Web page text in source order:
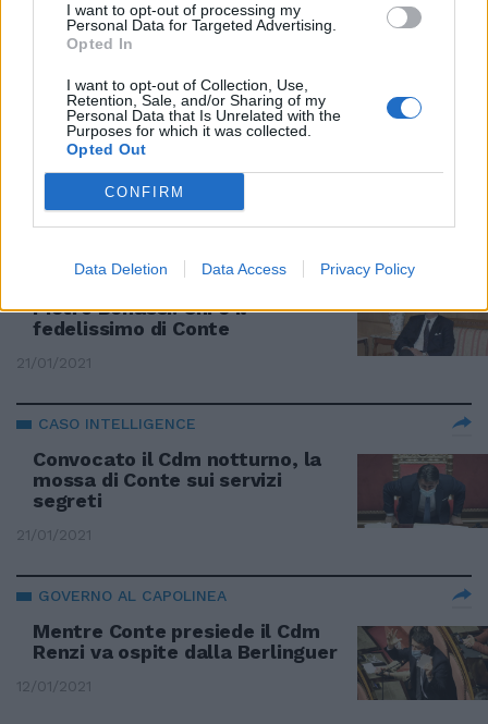
I want to opt-out of processing my
Personal Data for Targeted Advertising.
Opted In
I want to opt-out of Collection, Use,
Retention, Sale, and/or Sharing of my
Personal Data that Is Unrelated with the
Purposes for which it was collected.
Opted Out
CONFIRM
Data Deletion Data Access Privacy Policy
Conte prende ancora tempo: al
Quirinale ci va domani.
Dimissioni e poi... il piano di
Giuseppi
Pietro Benassi. Chi è il
fedelissimo di Conte
21/01/2021
CASO INTELLIGENCE
Convocato il Cdm notturno, la
mossa di Conte sui servizi
segreti
21/01/2021
GOVERNO AL CAPOLINEA
Mentre Conte presiede il Cdm
Renzi va ospite dalla Berlinguer
12/01/2021